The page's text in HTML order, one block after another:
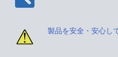
製品を安全・安心し